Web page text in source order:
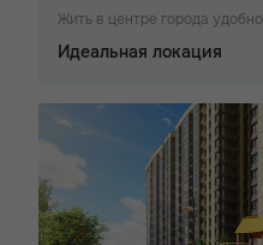
Жить в центре города удобно
Идеальная локация